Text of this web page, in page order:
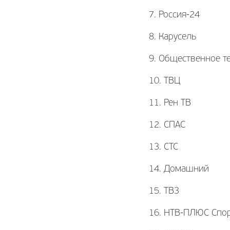
7. Россия-24
8. Карусель
9. Общественное
10. ТВЦ
11. Рен ТВ
12. СПАС
13. СТС
14. Домашний
15. ТВ3
16. НТВ-ПЛЮС